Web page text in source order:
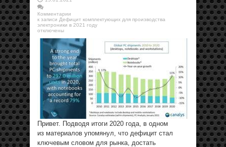
Комментарии
к записи Дефицит комплектующих для производства
электроники в 2021 году
отключены
Привет. Подводя итоги 2020 года, в одном
из материалов упомянул, что дефицит стал
ключевым словом для рынка, достать